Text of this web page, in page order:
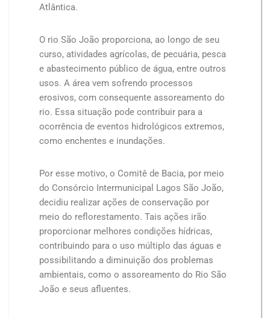
Atlântica.
O rio São João proporciona, ao longo de seu
curso, atividades agrícolas, de pecuária, pesca
e abastecimento público de água, entre outros
usos. A área vem sofrendo processos
erosivos, com consequente assoreamento do
rio. Essa situação pode contribuir para a
ocorrência de eventos hidrológicos extremos,
como enchentes e inundações.
Por esse motivo, o Comitê de Bacia, por meio
do Consórcio Intermunicipal Lagos São João,
decidiu realizar ações de conservação por
meio do reflorestamento. Tais ações irão
proporcionar melhores condições hídricas,
contribuindo para o uso múltiplo das águas e
possibilitando a diminuição dos problemas
ambientais, como o assoreamento do Rio São
João e seus afluentes.